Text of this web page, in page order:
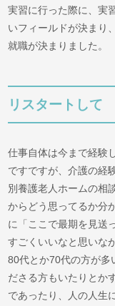
実習に行った際に、実
いフィールドが決まり
就職が決まりました。
リスタートして
仕事自体は今まで経験
ですですが、介護の経
別養護老人ホームの相
からどう思ってるか分
に「ここで最期を見送
すごくいいなと思いな
80代とか70代の方が多
ださる方もいたりとか
であったり、人の人生